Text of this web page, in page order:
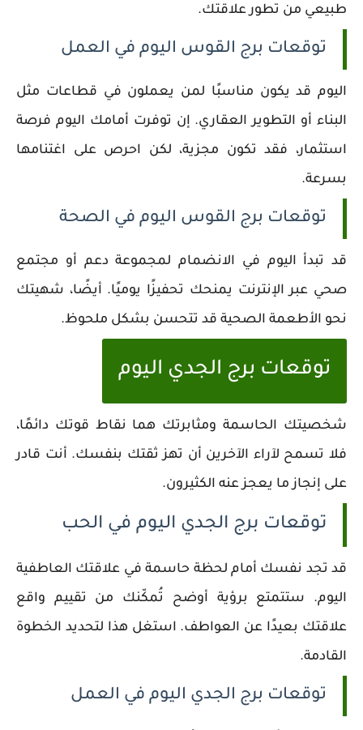
طبيعي من تطور علاقتك.
توقعات برج القوس اليوم في العمل
اليوم قد يكون مناسبًا لمن يعملون في قطاعات مثل
البناء أو التطوير العقاري. إن توفرت أمامك اليوم فرصة
استثمار، فقد تكون مجزية، لكن احرص على اغتنامها
بسرعة.
توقعات برج القوس اليوم في الصحة
قد تبدأ اليوم في الانضمام لمجموعة دعم أو مجتمع
صحي عبر الإنترنت يمنحك تحفيزًا يوميًا. أيضًا، شهيتك
نحو الأطعمة الصحية قد تتحسن بشكل ملحوظ.
توقعات برج الجدي اليوم
شخصيتك الحاسمة ومثابرتك هما نقاط قوتك دائمًا،
فلا تسمح لآراء الآخرين أن تهز ثقتك بنفسك. أنت قادر
على إنجاز ما يعجز عنه الكثيرون.
توقعات برج الجدي اليوم في الحب
قد تجد نفسك أمام لحظة حاسمة في علاقتك العاطفية
اليوم. ستتمتع برؤية أوضح تُمكّنك من تقييم واقع
علاقتك بعيدًا عن العواطف. استغل هذا لتحديد الخطوة
القادمة.
توقعات برج الجدي اليوم في العمل